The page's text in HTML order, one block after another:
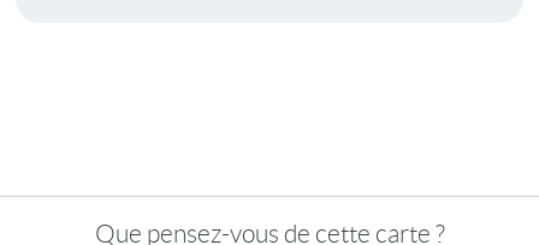
Que pensez-vous de cette carte ?